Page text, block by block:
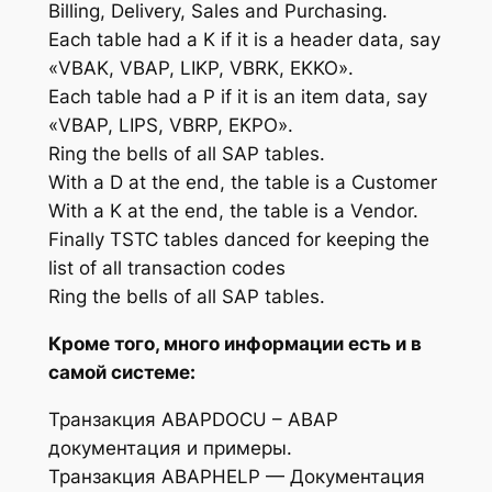
Billing, Delivery, Sales and Purchasing.
Each table had a K if it is a header data, say
«VBAK, VBAP, LIKP, VBRK, EKKO».
Each table had a P if it is an item data, say
«VBAP, LIPS, VBRP, EKPO».
Ring the bells of all SAP tables.
With a D at the end, the table is a Customer
With a K at the end, the table is a Vendor.
Finally TSTC tables danced for keeping the
list of all transaction codes
Ring the bells of all SAP tables.
Кроме того, много информации есть и в
самой системе:
Транзакция ABAPDOCU – ABAP
документация и примеры.
Транзакция ABAPHELP — Документация